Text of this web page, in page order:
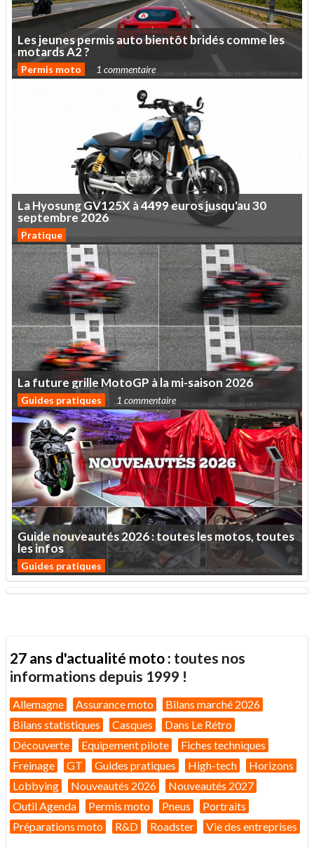
Lesjeunespermisautobientôt bridéscommeles
motardsA2?
Permis moto 1 commentaire
LaHyosungGV125X à4499eurosjusqu'au30
septembre2026
Pratique
Lafuturegrille MotoGP àlami-saison 2026
Guides pratiques 1 commentaire
Guidenouveautés2026:touteslesmotos,toutes
lesinfos
Guides pratiques
27 ans d'actualité moto : toutes nos
informations depuis 1999 !
Allemagne Assurance moto
Bilans marché 2026
Bilans statistiques
Casques
Dans Le Rétro
Découverte
Equipement pilote
Fiches techniques
Freinage
GT Guides pratiques High-tech
Horizons
Lobbying
Nouveautés 2026
Nouveautés 2027
Outil Agenda
Permis moto Pneus
Portraits
Préparations moto
R&D Roadster Vie des entreprises